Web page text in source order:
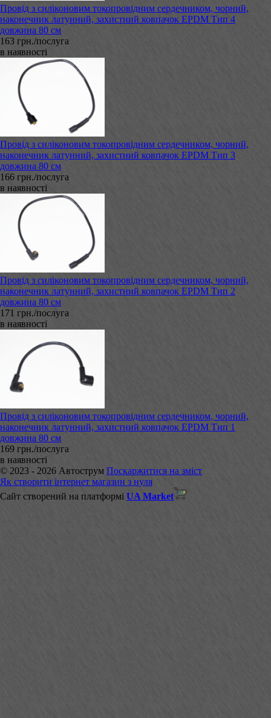
Провід з силіконовим токопровідним сердечником, чорний,
наконечник латунний, захистний ковпачок EPDM Тип 4
довжина 80 см
163 грн./послуга
в наявності
Провід з силіконовим токопровідним сердечником, чорний,
наконечник латунний, захистний ковпачок EPDM Тип 3
довжина 80 см
166 грн./послуга
в наявності
Провід з силіконовим токопровідним сердечником, чорний,
наконечник латунний, захистний ковпачок EPDM Тип 2
довжина 80 см
171 грн./послуга
в наявності
Провід з силіконовим токопровідним сердечником, чорний,
наконечник латунний, захистний ковпачок EPDM Тип 1
довжина 80 см
169 грн./послуга
в наявності
© 2023 - 2026 Автострум Поскаржитися на зміст
Як створити інтернет магазин з нуля
Сайт створений на платформі UA Market